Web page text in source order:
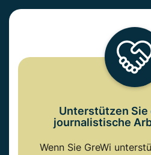
Unterstützen Sie
journalistische
Wenn Sie GreWi